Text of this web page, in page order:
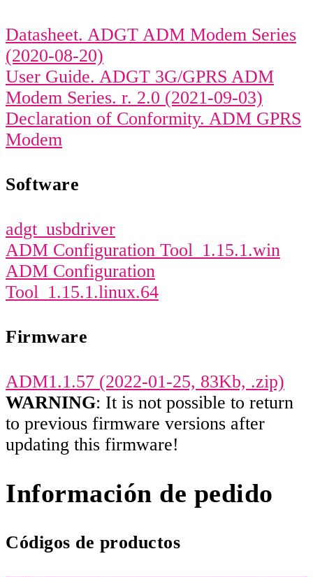
Datasheet. ADGT ADM Modem Series
(2020-08-20)
User Guide. ADGT 3G/GPRS ADM
Modem Series. r. 2.0 (2021-09-03)
Declaration of Conformity. ADM GPRS
Modem
Software
adgt_usbdriver
ADM Configuration Tool_1.15.1.win
ADM Configuration
Tool_1.15.1.linux.64
Firmware
ADM1.1.57 (2022-01-25, 83Kb, .zip)
WARNING: It is not possible to return
to previous firmware versions after
updating this firmware!
Información de pedido
Códigos de productos